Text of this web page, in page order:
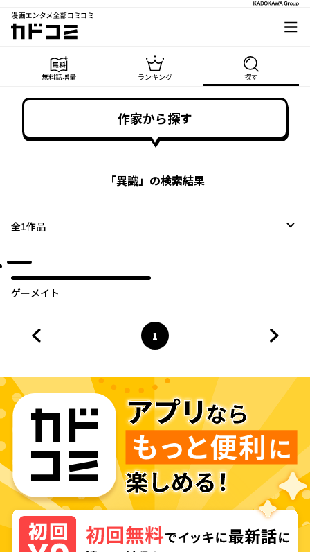
漫画エンタメ全部コミコミ
カドコミ
無料話増量 ランキング 探す
作家から探す
「異識」の検索結果
全1作品
ゲーメイト
ページ
1
へ